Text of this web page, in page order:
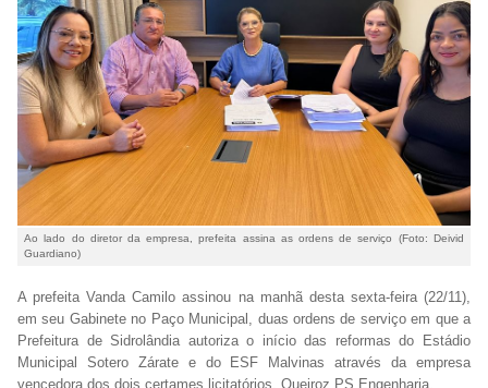
Ao lado do diretor da empresa, prefeita assina as ordens de serviço (Foto: Deivid
Guardiano)
A prefeita Vanda Camilo assinou na manhã desta sexta-feira (22/11),
em seu Gabinete no Paço Municipal, duas ordens de serviço em que a
Prefeitura de Sidrolândia autoriza o início das reformas do Estádio
Municipal Sotero Zárate e do ESF Malvinas através da empresa
vencedora dos dois certames licitatórios, Queiroz PS Engenharia.